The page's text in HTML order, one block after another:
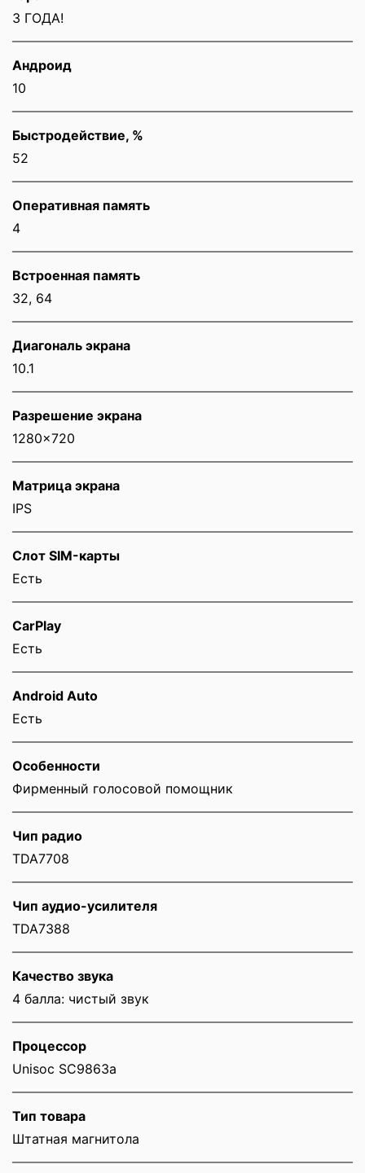
3 ГОДА!
Андроид
10
Быстродействие, %
52
Оперативная память
4
Встроенная память
32, 64
Диагональ экрана
10.1
Разрешение экрана
1280x720
Матрица экрана
IPS
Слот SIM-карты
Eсть
CarPlay
Есть
Android Auto
Есть
Особенности
Фирменный голосовой помощник
Чип радио
TDA7708
Чип аудио-усилителя
TDA7388
Качество звука
4 балла: чистый звук
Процессор
Unisoc SC9863a
Тип товара
Штатная магнитола